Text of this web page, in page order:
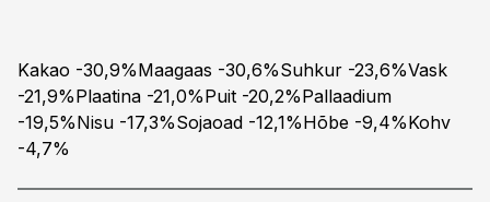
Kakao -30,9%Maagaas -30,6%Suhkur -23,6%Vask
-21,9%Plaatina -21,0%Puit -20,2%Pallaadium
-19,5%Nisu -17,3%Sojaoad -12,1%Hõbe -9,4%Kohv
-4,7%